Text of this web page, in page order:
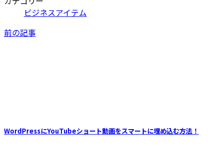
ビジネスアイテム
前の記事
WordPressにYouTubeショート動画をスマートに埋め込む方法！